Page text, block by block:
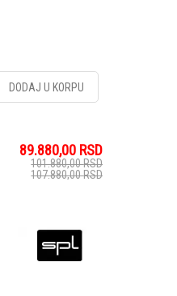
DODAJ U KORPU
89.880,00 RSD
101.880,00RSD
107.880,00RSD